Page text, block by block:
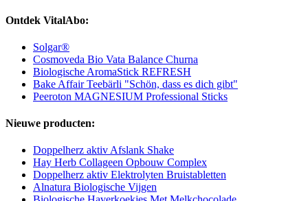
Ontdek VitalAbo:
Solgar®
Cosmoveda Bio Vata Balance Churna
Biologische AromaStick REFRESH
Bake Affair Teebärli "Schön, dass es dich gibt"
Peeroton MAGNESIUM Professional Sticks
Nieuwe producten:
Doppelherz aktiv Afslank Shake
Hay Herb Collageen Opbouw Complex
Doppelherz aktiv Elektrolyten Bruistabletten
Alnatura Biologische Vijgen